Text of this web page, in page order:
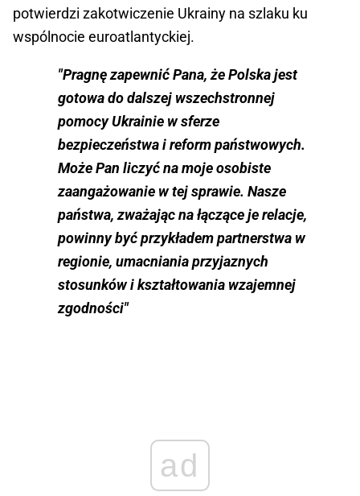
potwierdzi zakotwiczenie Ukrainy na szlaku ku
wspólnocie euroatlantyckiej.
"Pragnę zapewnić Pana, że Polska jest
gotowa do dalszej wszechstronnej
pomocy Ukrainie w sferze
bezpieczeństwa i reform państwowych.
Może Pan liczyć na moje osobiste
zaangażowanie w tej sprawie. Nasze
państwa, zważając na łączące je relacje,
powinny być przykładem partnerstwa w
regionie, umacniania przyjaznych
stosunków i kształtowania wzajemnej
zgodności"
ad